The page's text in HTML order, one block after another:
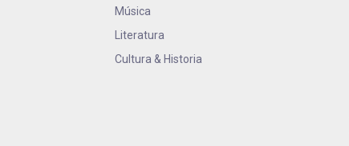
Música
Literatura
Cultura & Historia